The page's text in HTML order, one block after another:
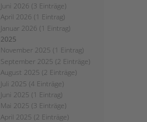
Juni 2026 (3 Einträge)
April 2026 (1 Eintrag)
Januar 2026 (1 Eintrag)
2025
November 2025 (1 Eintrag)
September 2025 (2 Einträge)
August 2025 (2 Einträge)
Juli 2025 (4 Einträge)
Juni 2025 (1 Eintrag)
Mai 2025 (3 Einträge)
April 2025 (2 Einträge)